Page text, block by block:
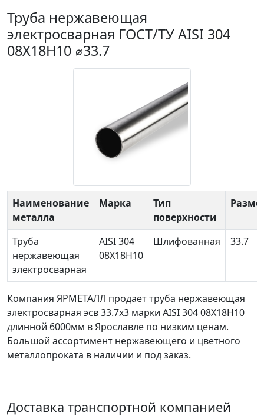
Труба нержавеющая
электросварная ГОСТ/ТУ AISI 304
08Х18Н10 ⌀33.7
Наименование
металла
Марка
Тип
поверхности
Труба
нержавеющая
электросварная
AISI 304
08Х18Н10
Шлифованная 33.7
Компания ЯРМЕТАЛЛ продаеттруба нержавеющая
электросварная эсв 33.7х3 марки AISI 304 08Х18Н10
длинной 6000мм в Ярославле по низким ценам.
Большой ассортимент нержавеющего и цветного
металлопроката в наличии и под заказ.
Доставка транспортной компанией